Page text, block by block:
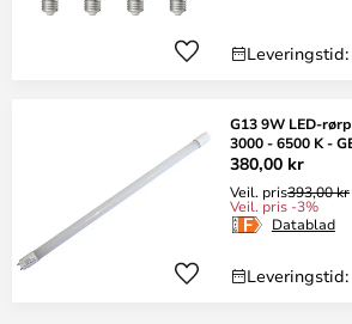
G13 9W LED-
3000 - 6500 K -
380,00 kr
Veil. pris393,00 kr
Veil. pris -3%
Datablad